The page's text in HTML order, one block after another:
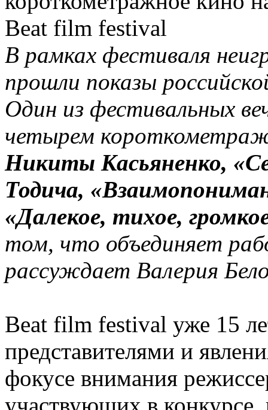
В рамках фестиваля
прошли показы
Один из фестивальных
четырем
Никиты Касьяненко,
Тодича,
«Далекое, тихое,
том, что объединяет
рассуждает Валерия
Beat film festival уже 15
представителями и
фокусе внимания
участвующих в